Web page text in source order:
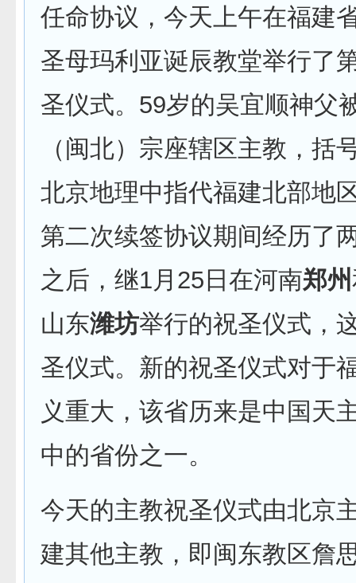
任命协议，今天上午在福建
圣母玛利亚诞辰教堂举行了
圣仪式。59岁的吴宜顺神父
（闽北）宗座辖区主教，括
北京地理中指代福建北部地
第二次续签协议期间经历了
之后，继1月25日在河南郑州
山东潍坊举行的祝圣仪式，
圣仪式。新的祝圣仪式对于
义重大，该省历来是中国天
中的省份之一。
今天的主教祝圣仪式由北京
建其他主教，即闽东教区詹